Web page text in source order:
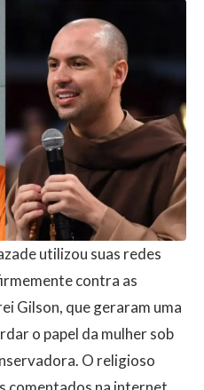
utilizou suas redes
contra as
Gilson, que geraram uma
o papel da mulher sob
O religioso